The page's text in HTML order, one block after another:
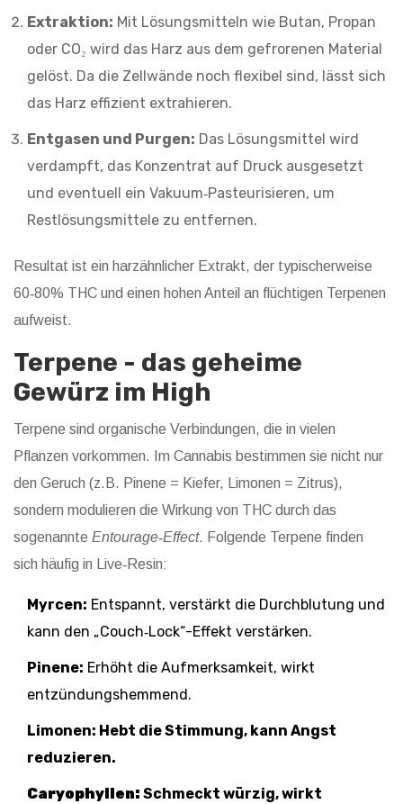
Extraktion: Mit Lösungsmitteln wie Butan, Propan
oder CO₂ wird das Harz aus dem gefrorenen Material
gelöst. Da die Zellwände noch flexibel sind, lässt sich
das Harz effizient extrahieren.
Entgasen und Purgen: Das Lösungsmittel wird
verdampft, das Konzentrat auf Druck ausgesetzt
und eventuell ein Vakuum‑Pasteurisieren, um
Restlösungsmittele zu entfernen.
Resultat ist ein harzähnlicher Extrakt, der typischerweise
60‑80% THC und einen hohen Anteil an flüchtigen Terpenen
aufweist.
Terpene - das geheime
Gewürz im High
Terpene sind organische Verbindungen, die in vielen
Pflanzen vorkommen. Im Cannabis bestimmen sie nicht nur
den Geruch (z.B. Pinene = Kiefer, Limonen = Zitrus),
sondern modulieren die Wirkung von THC durch das
sogenannte Entourage‑Effect. Folgende Terpene finden
sich häufig in Live‑Resin:
Myrcen: Entspannt, verstärkt die Durchblutung und
kann den „Couch‑Lock“-Effekt verstärken.
Pinene: Erhöht die Aufmerksamkeit, wirkt
entzündungshemmend.
Limonen: Hebt die Stimmung, kann Angst
reduzieren.
Caryophyllen: Schmeckt würzig, wirkt